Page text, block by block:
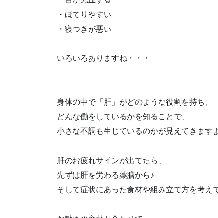
・ほてりやすい
・寝つきが悪い
いろいろありますね・・・
身体の中で「肝」がどのような役割を持ち、
どんな働をしているかを知ることで、
小さな不調も生じているのかが見えてきます
肝のお疲れサインが出てたら、
先ずは肝を労わる薬膳から♪
そして症状にあった食材や組み立て方を考え